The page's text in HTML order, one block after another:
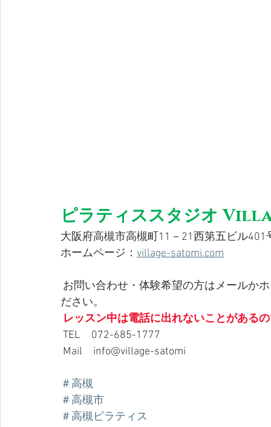
ピラティススタジオ
大阪府高槻市高槻町11－21西第五ビル401
ホームページ： village-satomi.com
ださい。
レッスン中は電話に出れないことがある
TEL　072-685-1777
Mail　info@village-satomi
＃高槻
＃高槻市
＃高槻ピラティス